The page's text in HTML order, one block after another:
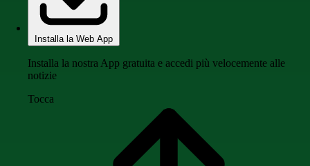
Installa la Web App
Installa la nostra App gratuita e accedi più velocemente alle
notizie
Tocca